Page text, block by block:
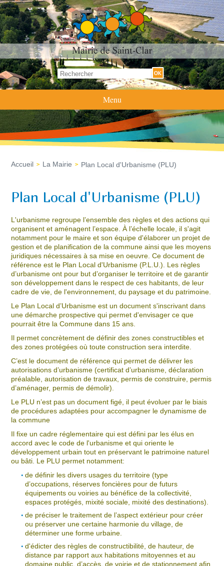
Formulaire de recherche
Rechercher
Menu
Accueil La Mairie Plan Local d'Urbanisme (PLU)
Plan Local d'Urbanisme (PLU)
L'urbanisme regroupe l’ensemble des règles et des actions qui
organisent et aménagent l’espace. À l’échelle locale, il s'agit
notamment pour le maire et son équipe d'élaborer un projet de
gestion et de planification de la commune ainsi que les moyens
juridiques nécessaires à sa mise en oeuvre. Ce document de
référence est le Plan Local d'Urbanisme (P.L.U.). Les règles
d’urbanisme ont pour but d’organiser le territoire et de garantir
son développement dans le respect de ces habitants, de leur
cadre de vie, de l'environnement, du paysage et du patrimoine.
Le Plan Local d’Urbanisme est un document s'inscrivant dans
une démarche prospective qui permet d'envisager ce que
pourrait être la Commune dans 15 ans.
Il permet concrètement de définir des zones constructibles et
des zones protégées où toute construction sera interdite.
C’est le document de référence qui permet de délivrer les
autorisations d’urbanisme (certificat d’urbanisme, déclaration
préalable, autorisation de travaux, permis de construire, permis
d’aménager, permis de démolir).
Le PLU n’est pas un document figé, il peut évoluer par le biais
de procédures adaptées pour accompagner le dynamisme de
la commune
Il fixe un cadre réglementaire qui est défini par les élus en
accord avec le code de l'urbanisme et qui oriente le
développement urbain tout en préservant le patrimoine naturel
ou bâti. Le PLU permet notamment:
de définir les divers usages du territoire (type
d’occupations, réserves foncières pour de futurs
équipements ou voiries au bénéfice de la collectivité,
espaces protégés, mixité sociale, mixité des destinations).
de préciser le traitement de l’aspect extérieur pour créer
ou préserver une certaine harmonie du village, de
déterminer une forme urbaine.
d'édicter des règles de constructibilité, de hauteur, de
distance par rapport aux habitations mitoyennes et au
domaine public, d’accès, de voirie et de stationnement afin